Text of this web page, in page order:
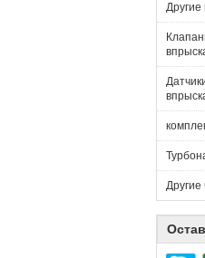
Другие
Другие